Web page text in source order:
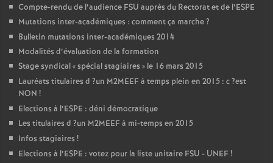
Compte-rendu de l’audience FSU auprès du Rectorat et de l’ESPE
Mutations inter-académiques : comment ça marche?
Bulletin mutations inter-académiques 2014
Modalités d’évaluation de la formation
Stage syndical «spécial stagiaires » le 16 mars 2015
Lauréats titulaires d ?un M2MEEFà temps plein en 2015 : c?est
NON !
Elections à l’ESPE : déni démocratique
Les titulaires d ?un M2MEEFà mi-temps en 2015
Infos stagiaires !
Elections à l’ESPE : votez pour la liste unitaire FSU - UNEF!